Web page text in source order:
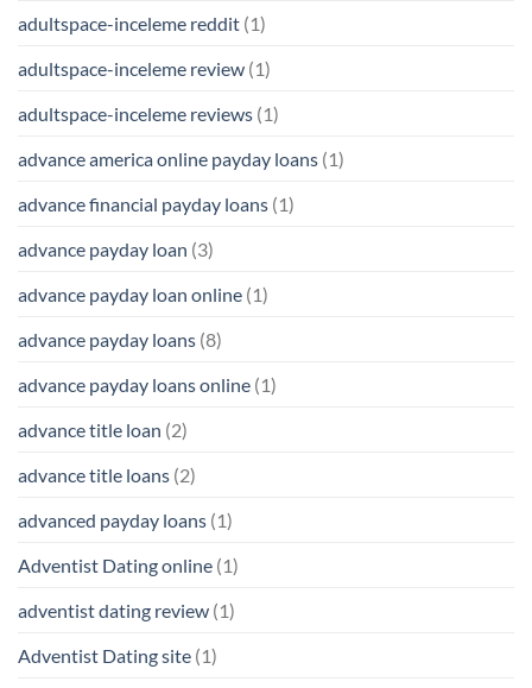
adultspace-inceleme reddit (1)
adultspace-inceleme review (1)
adultspace-inceleme reviews (1)
advance america online payday loans (1)
advance financial payday loans (1)
advance payday loan (3)
advance payday loan online (1)
advance payday loans (8)
advance payday loans online (1)
advance title loan (2)
advance title loans (2)
advanced payday loans (1)
Adventist Dating online (1)
adventist dating review (1)
Adventist Dating site (1)